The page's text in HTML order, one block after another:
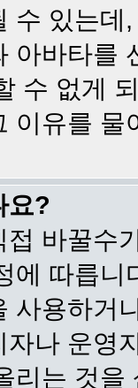
수 있는
아바타를
수 없게
이유를 물
요?
바꿀수
에 따릅
사용하거
나 운영
리는 것